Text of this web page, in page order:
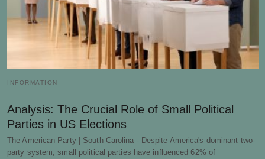
INFORMATION
Analysis: The Crucial Role of Small Political
Parties in US Elections
The American Party | South Carolina - Despite America's dominant two-
party system, small political parties have influenced 62% of